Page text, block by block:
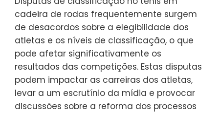
cadeira de rodas frequentemente surgem
de desacordos sobre a elegibilidade dos
atletas e os níveis de classificação, o que
pode afetar significativamente os
resultados das competições. Estas disputas
podem impactar as carreiras dos atletas,
levar a um escrutínio da mídia e provocar
discussões sobre a reforma dos processos